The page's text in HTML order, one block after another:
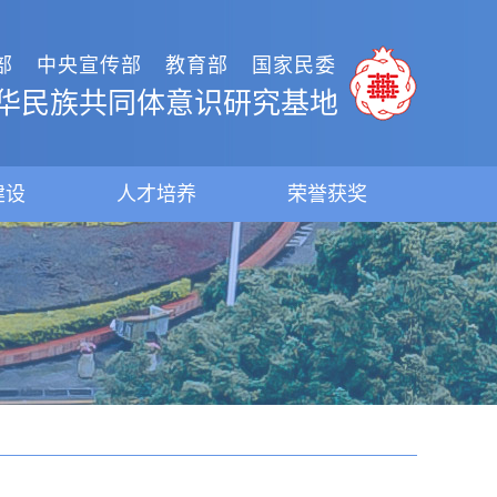
中央宣传部 教育部 国家民委
民族共同体意识研究基地
设 人才培养 荣誉获奖